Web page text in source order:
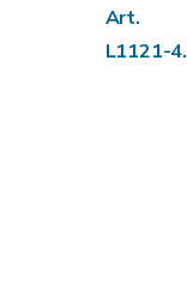
Art.
L1121-4.